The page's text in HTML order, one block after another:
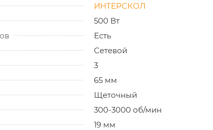
ИНТЕРСКОЛ
500 Вт
Есть
Сетевой
3
65 мм
Щеточный
300-3000 об/мин
19 мм